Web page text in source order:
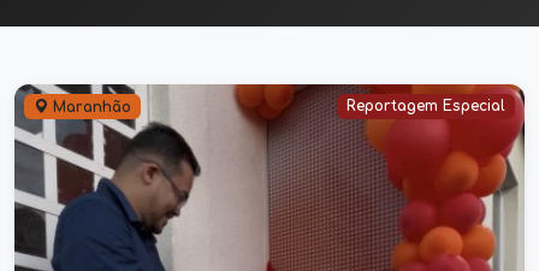
Maranhão Reportagem Especial